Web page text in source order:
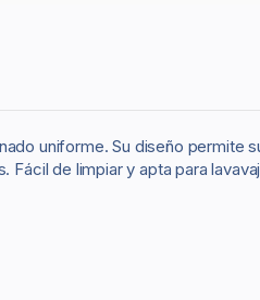
uniforme. Su diseño permite
de limpiar y apta para